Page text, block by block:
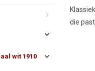
wit 1910
die